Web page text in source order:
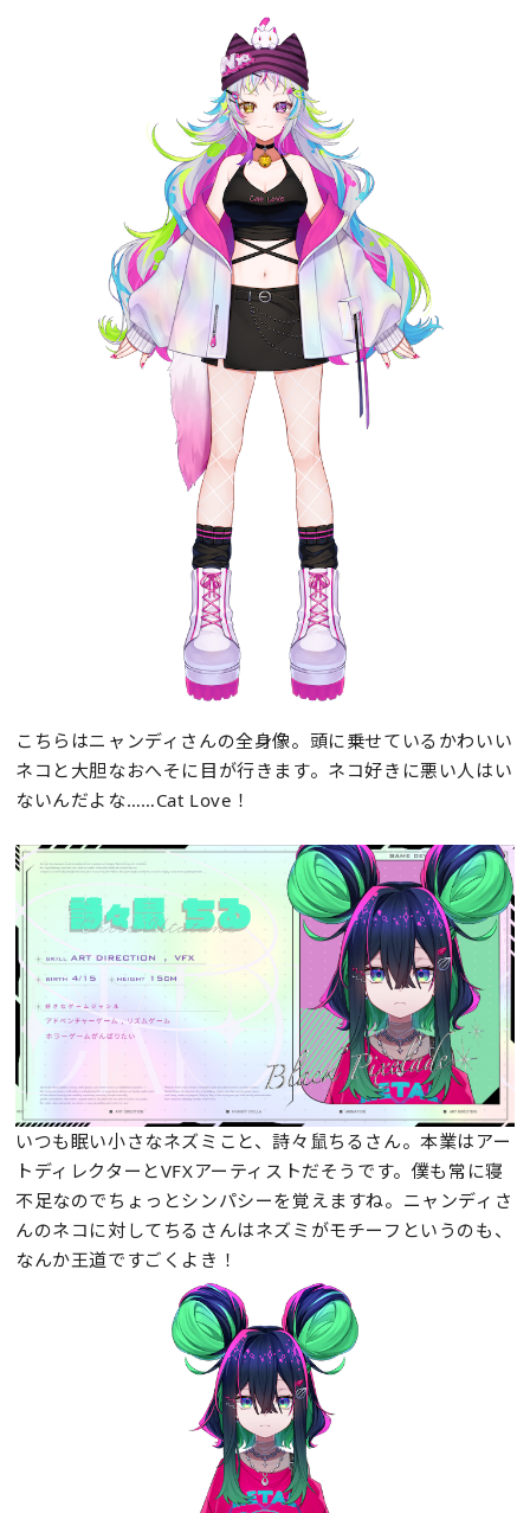
こちらはニャンディさんの全身像。頭に乗せているかわいい
ネコと大胆なおへそに目が行きます。ネコ好きに悪い人はい
ないんだよな……Cat Love！
いつも眠い小さなネズミこと、詩々鼠ちるさん。本業はアー
トディレクターとVFXアーティストだそうです。僕も常に寝
不足なのでちょっとシンパシーを覚えますね。ニャンディさ
んのネコに対してちるさんはネズミがモチーフというのも、
なんか王道ですごくよき！